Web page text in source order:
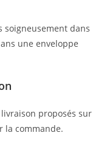
soigneusement dans
une enveloppe
proposés sur
la commande.